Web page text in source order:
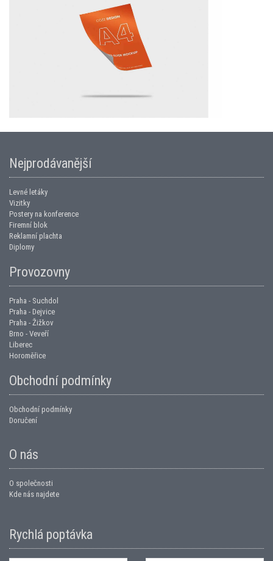
Nejprodávanější
Levné letáky
Vizitky
Postery na konference
Firemní blok
Reklamní plachta
Diplomy
Provozovny
Praha - Suchdol
Praha - Dejvice
Praha - Žižkov
Brno - Veveří
Liberec
Horoměřice
Obchodní podmínky
Obchodní podmínky
Doručení
O nás
O společnosti
Kde nás najdete
Rychlá poptávka